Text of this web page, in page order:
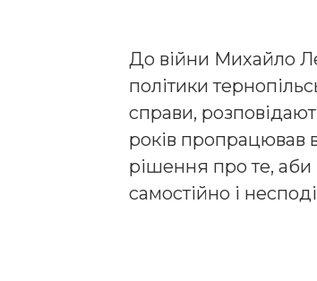
До війни Михайло
політики
справи,
років пропрацював
рішення про те, аби
самостійно і